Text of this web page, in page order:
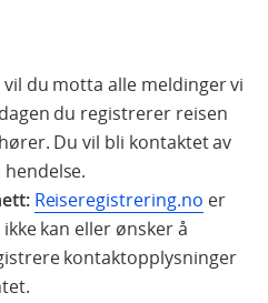
du motta alle meldinger vi
du registrerer reisen
Du vil bli kontaktet av
Reiseregistrering.no er
kan eller ønsker å
kontaktopplysninger